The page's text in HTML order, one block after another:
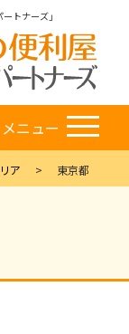
トナーズ」
メニュー
ア 東京都